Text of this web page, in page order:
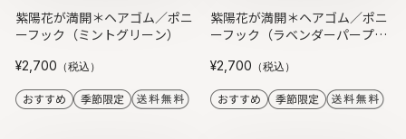
紫陽花が満開＊ヘアゴム／ポニ
ーフック（ミントグリーン）
¥2,700 （税込）
紫陽花が満開＊ヘアゴム／ポニ
ーフック（ラベンダーパープ
¥2,700 （税込）